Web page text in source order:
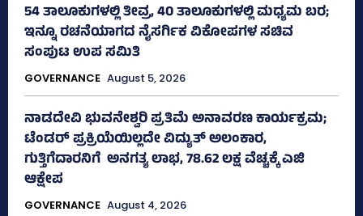
54 ತಾಲೂಕುಗಳಲ್ಲಿ ತೀವ್ರ, 40 ತಾಲೂಕುಗಳಲ್ಲಿ ಮಧ್ಯಮ ಬರ;
ಇನ್ನೂ ರಚನೆಯಾಗದ ನೈಸರ್ಗಿಕ ವಿಕೋಪಗಳ ಸಚಿವ
ಸಂಪುಟ ಉಪ ಸಮಿತಿ
GOVERNANCE August 5, 2026
ನಾಡದೇವಿ ಭುವನೇಶ್ವರಿ ಪ್ರತಿಮೆ ಅನಾವರಣ ಕಾರ್ಯಕ್ರಮ;
ಟೆಂಡರ್ ಪ್ರಕ್ರಿಯೆಯಿಲ್ಲದೇ ವಿದ್ಯುತ್‌ ಅಲಂಕಾರ,
ಗುತ್ತಿಗೆದಾರನಿಗೆ ಅನಗತ್ಯ ಲಾಭ, 78.62 ಲಕ್ಷ ವೆಚ್ಚಕ್ಕೆ ಎಜಿ
ಆಕ್ಷೇಪ
GOVERNANCE August 4, 2026